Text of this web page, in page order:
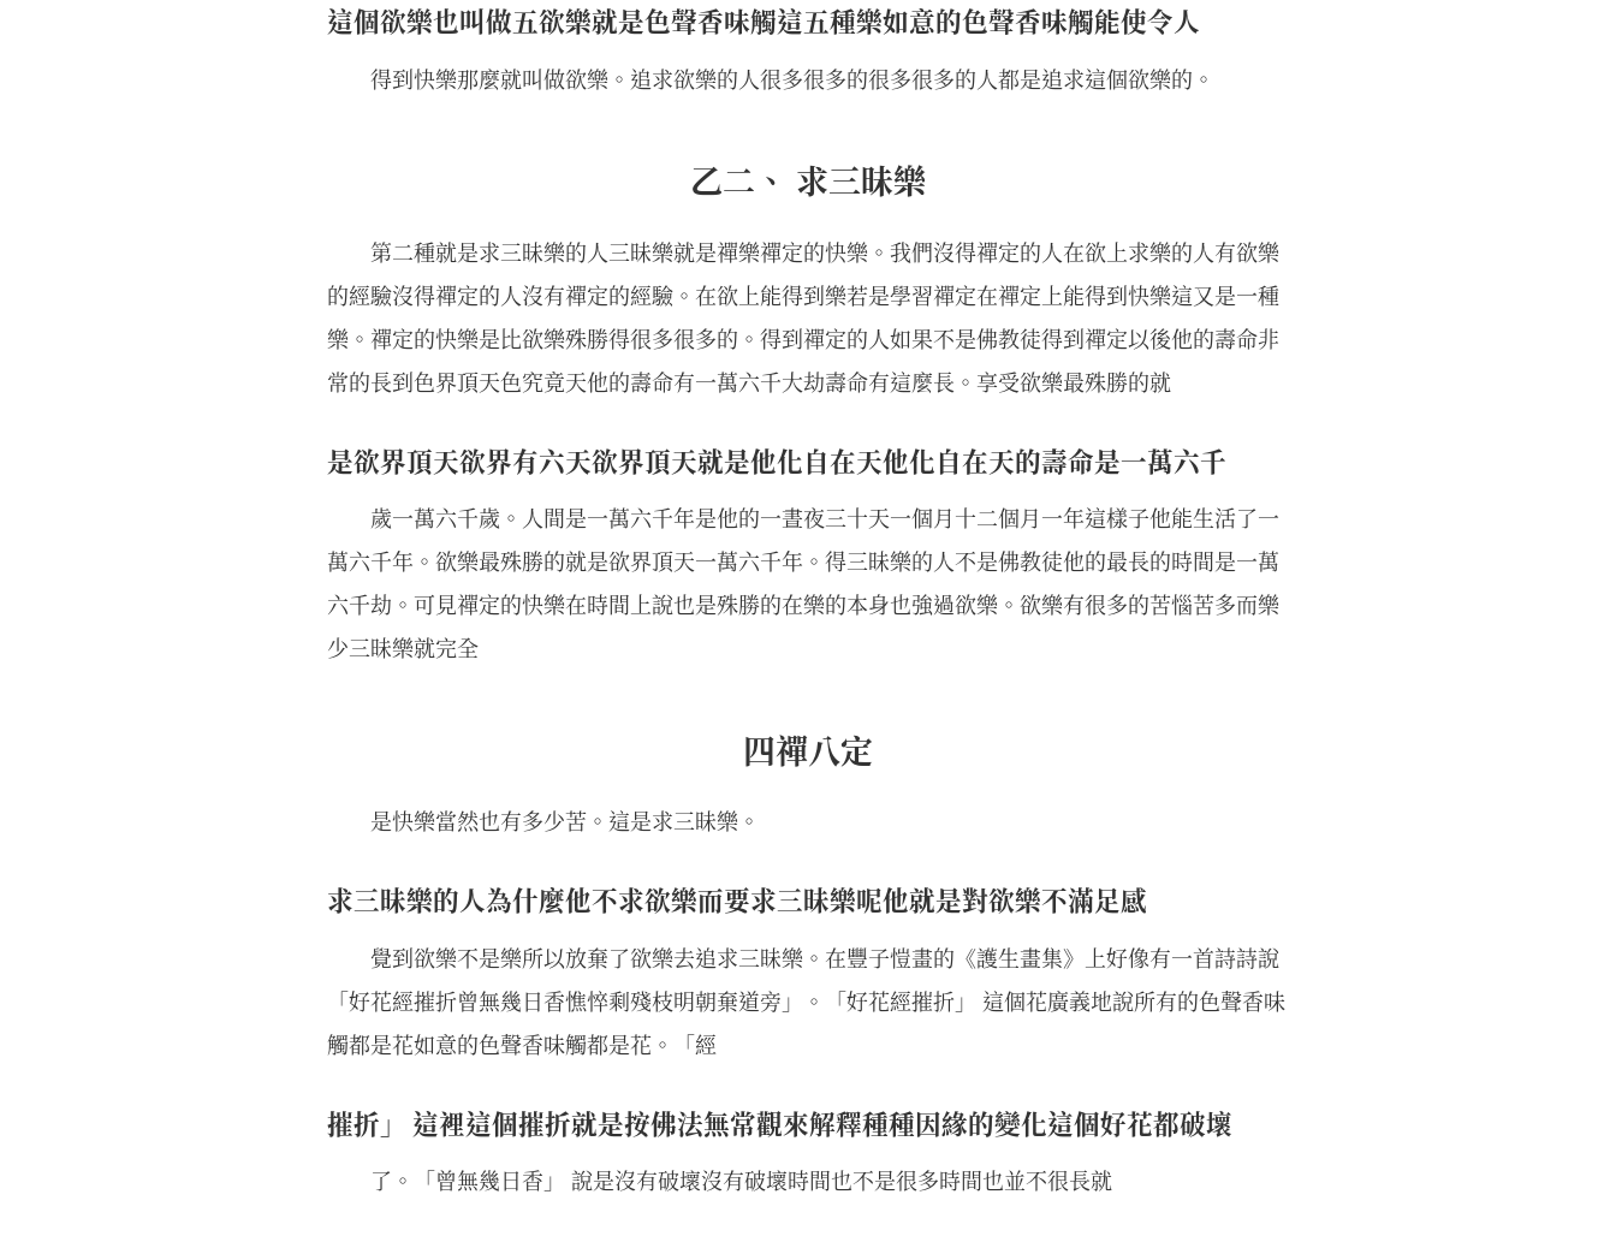
這個欲樂也叫做五欲樂就是色聲香味觸這五種樂如意的色聲香味觸能使令人
得到快樂那麼就叫做欲樂。追求欲樂的人很多很多的很多很多的人都是追求這個欲樂的。
乙二、 求三昧樂
第二種就是求三昧樂的人三昧樂就是禪樂禪定的快樂。我們沒得禪定的人在欲上求樂的人有欲樂
的經驗沒得禪定的人沒有禪定的經驗。在欲上能得到樂若是學習禪定在禪定上能得到快樂這又是一種
樂。禪定的快樂是比欲樂殊勝得很多很多的。得到禪定的人如果不是佛教徒得到禪定以後他的壽命非
常的長到色界頂天色究竟天他的壽命有一萬六千大劫壽命有這麼長。享受欲樂最殊勝的就
是欲界頂天欲界有六天欲界頂天就是他化自在天他化自在天的壽命是一萬六千
歲一萬六千歲。人間是一萬六千年是他的一晝夜三十天一個月十二個月一年這樣子他能生活了一
萬六千年。欲樂最殊勝的就是欲界頂天一萬六千年。得三昧樂的人不是佛教徒他的最長的時間是一萬
六千劫。可見禪定的快樂在時間上說也是殊勝的在樂的本身也強過欲樂。欲樂有很多的苦惱苦多而樂
少三昧樂就完全
四禪八定
是快樂當然也有多少苦。這是求三昧樂。
求三昧樂的人為什麼他不求欲樂而要求三昧樂呢他就是對欲樂不滿足感
覺到欲樂不是樂所以放棄了欲樂去追求三昧樂。在豐子愷畫的《護生畫集》上好像有一首詩詩說
「好花經摧折曾無幾日香憔悴剩殘枝明朝棄道旁」。「好花經摧折」 這個花廣義地說所有的色聲香味
觸都是花如意的色聲香味觸都是花。「經
摧折」 這裡這個摧折就是按佛法無常觀來解釋種種因緣的變化這個好花都破壞
了。「曾無幾日香」 說是沒有破壞沒有破壞時間也不是很多時間也並不很長就